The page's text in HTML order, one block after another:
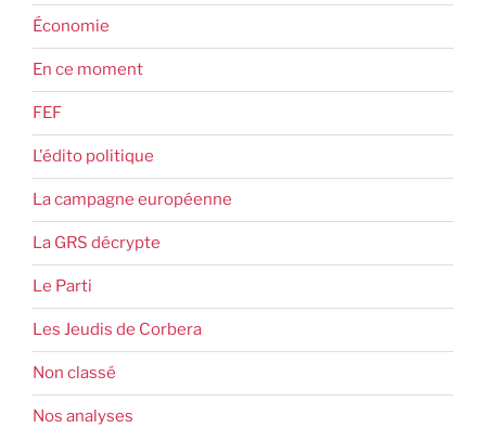
Économie
En ce moment
FEF
L'édito politique
La campagne européenne
La GRS décrypte
Le Parti
Les Jeudis de Corbera
Non classé
Nos analyses